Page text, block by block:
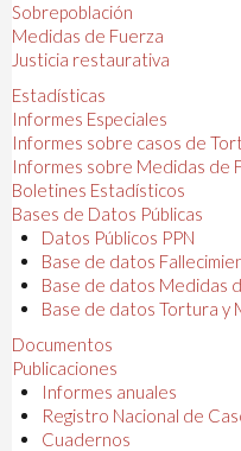
Sobrepoblación
Medidas de Fuerza
Justicia restaurativa
Estadísticas
Informes Especiales
Informes sobre casos de
Informes sobre Medidas de
Boletines Estadísticos
Bases de Datos Públicas
Datos Públicos PPN
Base de datos
Base de datos Medidas
Base de datos Tortura y
Documentos
Publicaciones
Informes anuales
Registro Nacional de
Cuadernos